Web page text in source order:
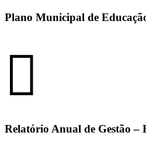
Plano Municipal de
Relatório Anual de Gestão –